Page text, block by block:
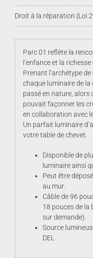
Droit à la réparation (Loi
Parc 01 reflète la
l’enfance et la
Prenant l’archétype
chaque luminaire de
passé en nature, alors
pouvait façonner les
en collaboration avec
Un parfait luminaire
votre table de chevet.
Disponible de
luminaire ainsi
Peut être
au mur.
Câble de 96
18 pouces de la
sur demande).
Source
DEL